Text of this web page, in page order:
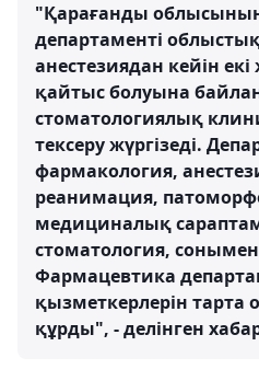
"Қарағанды
департаменті облыстық
анестезиядан кейін
қайтыс болуына
стоматологиялық
тексеру жүргізеді.
фармакология,
реанимация,
медициналық
стоматология,
Фармацевтика
қызметкерлерін
құрды", - делінген